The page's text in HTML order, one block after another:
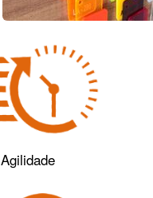
Agilidade